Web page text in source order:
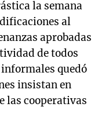
la semana
al
aprobadas
de todos
quedó
insistan en
las cooperativas